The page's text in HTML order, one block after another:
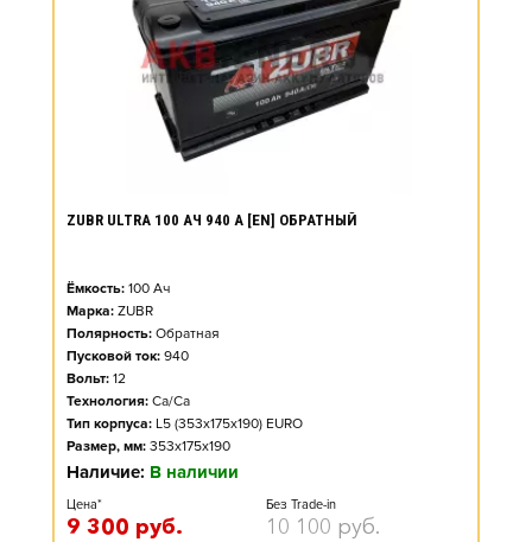
ZUBR ULTRA 100 АЧ 940 А [EN] ОБРАТНЫЙ
Ёмкость: 100 Ач
Марка: ZUBR
Полярность: Обратная
Пусковой ток: 940
Вольт: 12
Технология: Ca/Ca
Тип корпуса: L5 (353x175x190) EURO
Размер, мм: 353x175x190
Наличие: В наличии
Цена*
9 300 руб.
Без Trade-in
10 100 руб.